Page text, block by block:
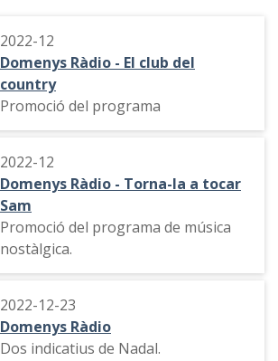
2022-12
Domenys Ràdio - El club del
country
Promoció del programa
2022-12
Domenys Ràdio - Torna-la a tocar
Sam
Promoció del programa de música
nostàlgica.
2022-12-23
Domenys Ràdio
Dos indicatius de Nadal.